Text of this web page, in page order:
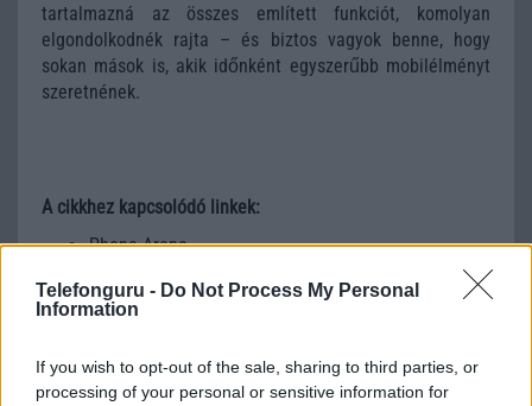
Telefonguru - Do Not Process My Personal
Information
If you wish to opt-out of the sale, sharing to third parties, or
processing of your personal or sensitive information for
tartalmazná az összes említett funkciót, komolyan
elgondolkodnék rajta – és biztos vagyok benne, hogy
sokan mások is, akik időnként egyszerűbb mobilélményt
szeretnének.
A cikkhez kapcsolódó linkek:
Phone Arena